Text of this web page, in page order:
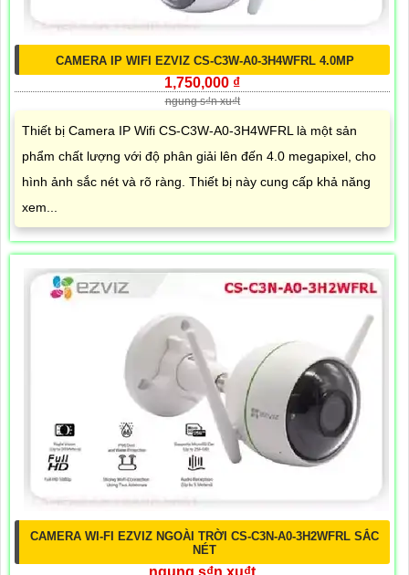
CAMERA IP WIFI EZVIZ CS-C3W-A0-3H4WFRL 4.0MP
1,750,000 ₫
ngung s₫n xu₫t
Thiết bị Camera IP Wifi CS-C3W-A0-3H4WFRL là một sản
phẩm chất lượng với độ phân giải lên đến 4.0 megapixel, cho
hình ảnh sắc nét và rõ ràng. Thiết bị này cung cấp khả năng
xem...
CAMERA WI-FI EZVIZ NGOÀI TRỜI CS-C3N-A0-3H2WFRL SẮC
NÉT